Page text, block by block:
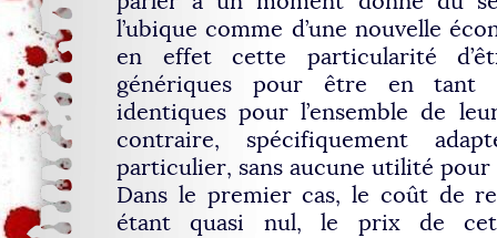
l’ubique comme d’une nouvelle
en effet cette particularité
génériques pour être en tant
identiques pour l’ensemble de
contraire, spécifiquement
particulier, sans aucune utilité pour
Dans le premier cas, le coût de
étant quasi nul, le prix de